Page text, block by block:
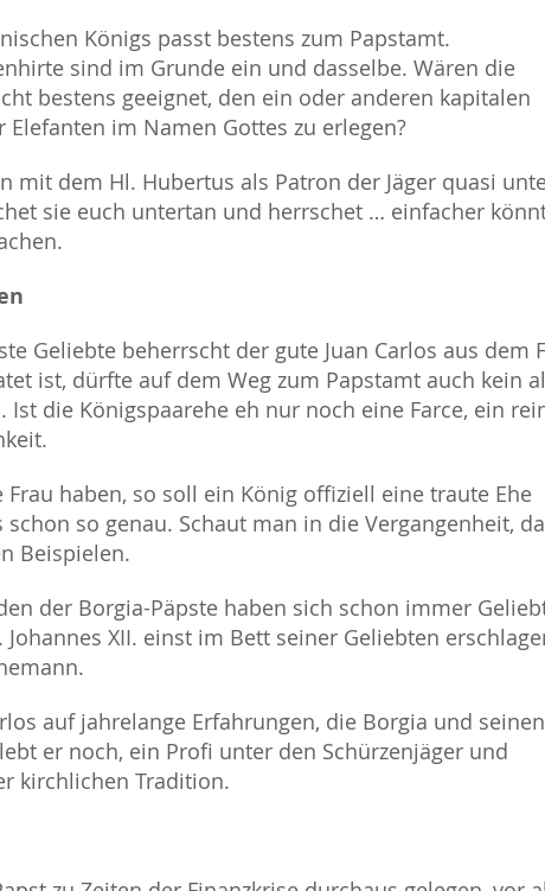
Königs passt bestens zum Papstamt.
sind im Grunde ein und dasselbe. Wären die
bestens geeignet, den ein oder anderen kapitalen
im Namen Gottes zu erlegen?
mit dem Hl. Hubertus als Patron der Jäger quasi
sie euch untertan und herrschet … einfacher
Geliebte beherrscht der gute Juan Carlos aus dem
ist, dürfte auf dem Weg zum Papstamt auch kein
die Königspaarehe eh nur noch eine Farce, ein
haben, so soll ein König offiziell eine traute Ehe
so genau. Schaut man in die Vergangenheit,
Beispielen.
der Borgia-Päpste haben sich schon immer
XII. einst im Bett seiner Geliebten
auf jahrelange Erfahrungen, die Borgia und seinen
er noch, ein Profi unter den Schürzenjäger und
kirchlichen Tradition.